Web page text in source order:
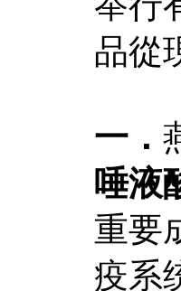
品從
一．
唾液
重要
疫系